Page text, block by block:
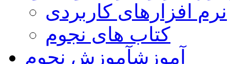
نرم افزارهای کاربردی
کتاب های نجوم
آموزشآموزش نجوم